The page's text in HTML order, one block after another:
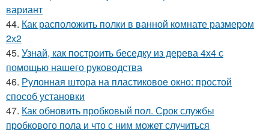
вариант
44. Как расположить полки в ванной комнате размером
2х2
45. Узнай, как построить беседку из дерева 4х4 с
помощью нашего руководства
46. Рулонная штора на пластиковое окно: простой
способ установки
47. Как обновить пробковый пол. Срок службы
пробкового пола и что с ним может случиться